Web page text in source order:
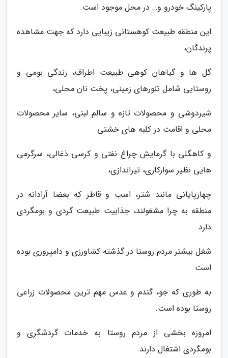
پارکینگ خودرو و… در محل موجود است.
این منطقه طبیعت کوهستانی زیبایی دارد که جهت مشاهده
پرندگان،
گل ها و گیاهان کوهی طبیعت اطراف، زندگی بومی و
روستایی شامل تنورهای زمینی، پخت نان محلی،
شیردوشی و محصولات تازه و سالم لبنی، سایر محصولات
محلی و اقامت در کلبه های خشتی
و کاهگلی با گرمایش چراغ نفتی و کرسی ذغالی، سرگرمی
هایی نظیر سوارکاری، تیراندازی،
چهارپایانی مانند شتر، اسب و قاطر که بعضا آزادانه در
منطقه به چرا مشغولند، جذابیت طبیعت گردی و بومگردی
دارد.
شغل بیشتر مردم روستا در گذشته کشاورزی و دامپروری بوده
است
به طوری که جو، گندم و عدس مهم ترین محصولات زراعی
روستا بوده است.
امروزه بخشی از مردم روستا به خدمات گردشگری و
بومگردی اشتغال دارند.